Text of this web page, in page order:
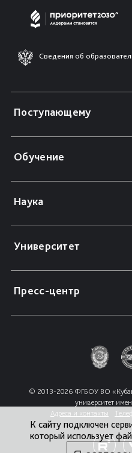
Сведения об
Поступающему
Обучение
Наука
Университет
Пресс-центр
© 2013-2026 ФГБОУ ВО
университет
Адреса и контакты
К сайту подключен
который использует